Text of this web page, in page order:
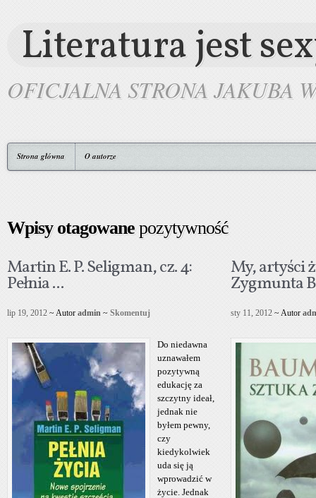
Literatura jest
OFICJALNA STRONA JAKUBA
Strona główna O autorze
Wpisy otagowanepozytywność
Martin E. P. Seligman, cz. 4:
Pełnia ...
lip 19, 2012 ~ Autor admin ~ Skomentuj
Do niedawna
uznawałem
pozytywną
edukację za
szczytny ideał,
jednak nie
byłem pewny,
czy
kiedykolwiek
uda się ją
wprowadzić w
życie. Jednak
My, artyści
Zygmunta
sty 11, 2012 ~ Autor